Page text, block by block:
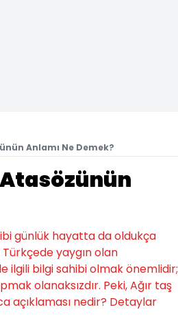
Anlamı Ne Demek?
günlük hayatta da oldukça
yaygın olan
ilgili bilgi sahibi olmak önemlidir;
olanaksızdır. Peki, Ağır taş
açıklaması nedir? Detaylar